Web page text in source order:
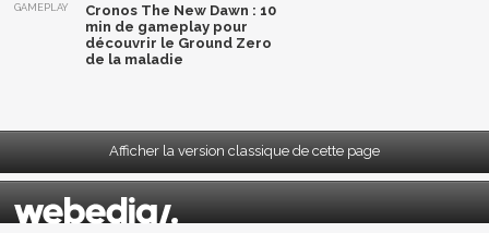
GAMEPLAY
Cronos The New Dawn : 10
min de gameplay pour
découvrir le Ground Zero
de la maladie
Afficher la version classique de cette page